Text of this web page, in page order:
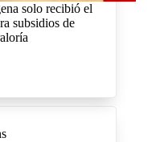
solo recibió el
subsidios de